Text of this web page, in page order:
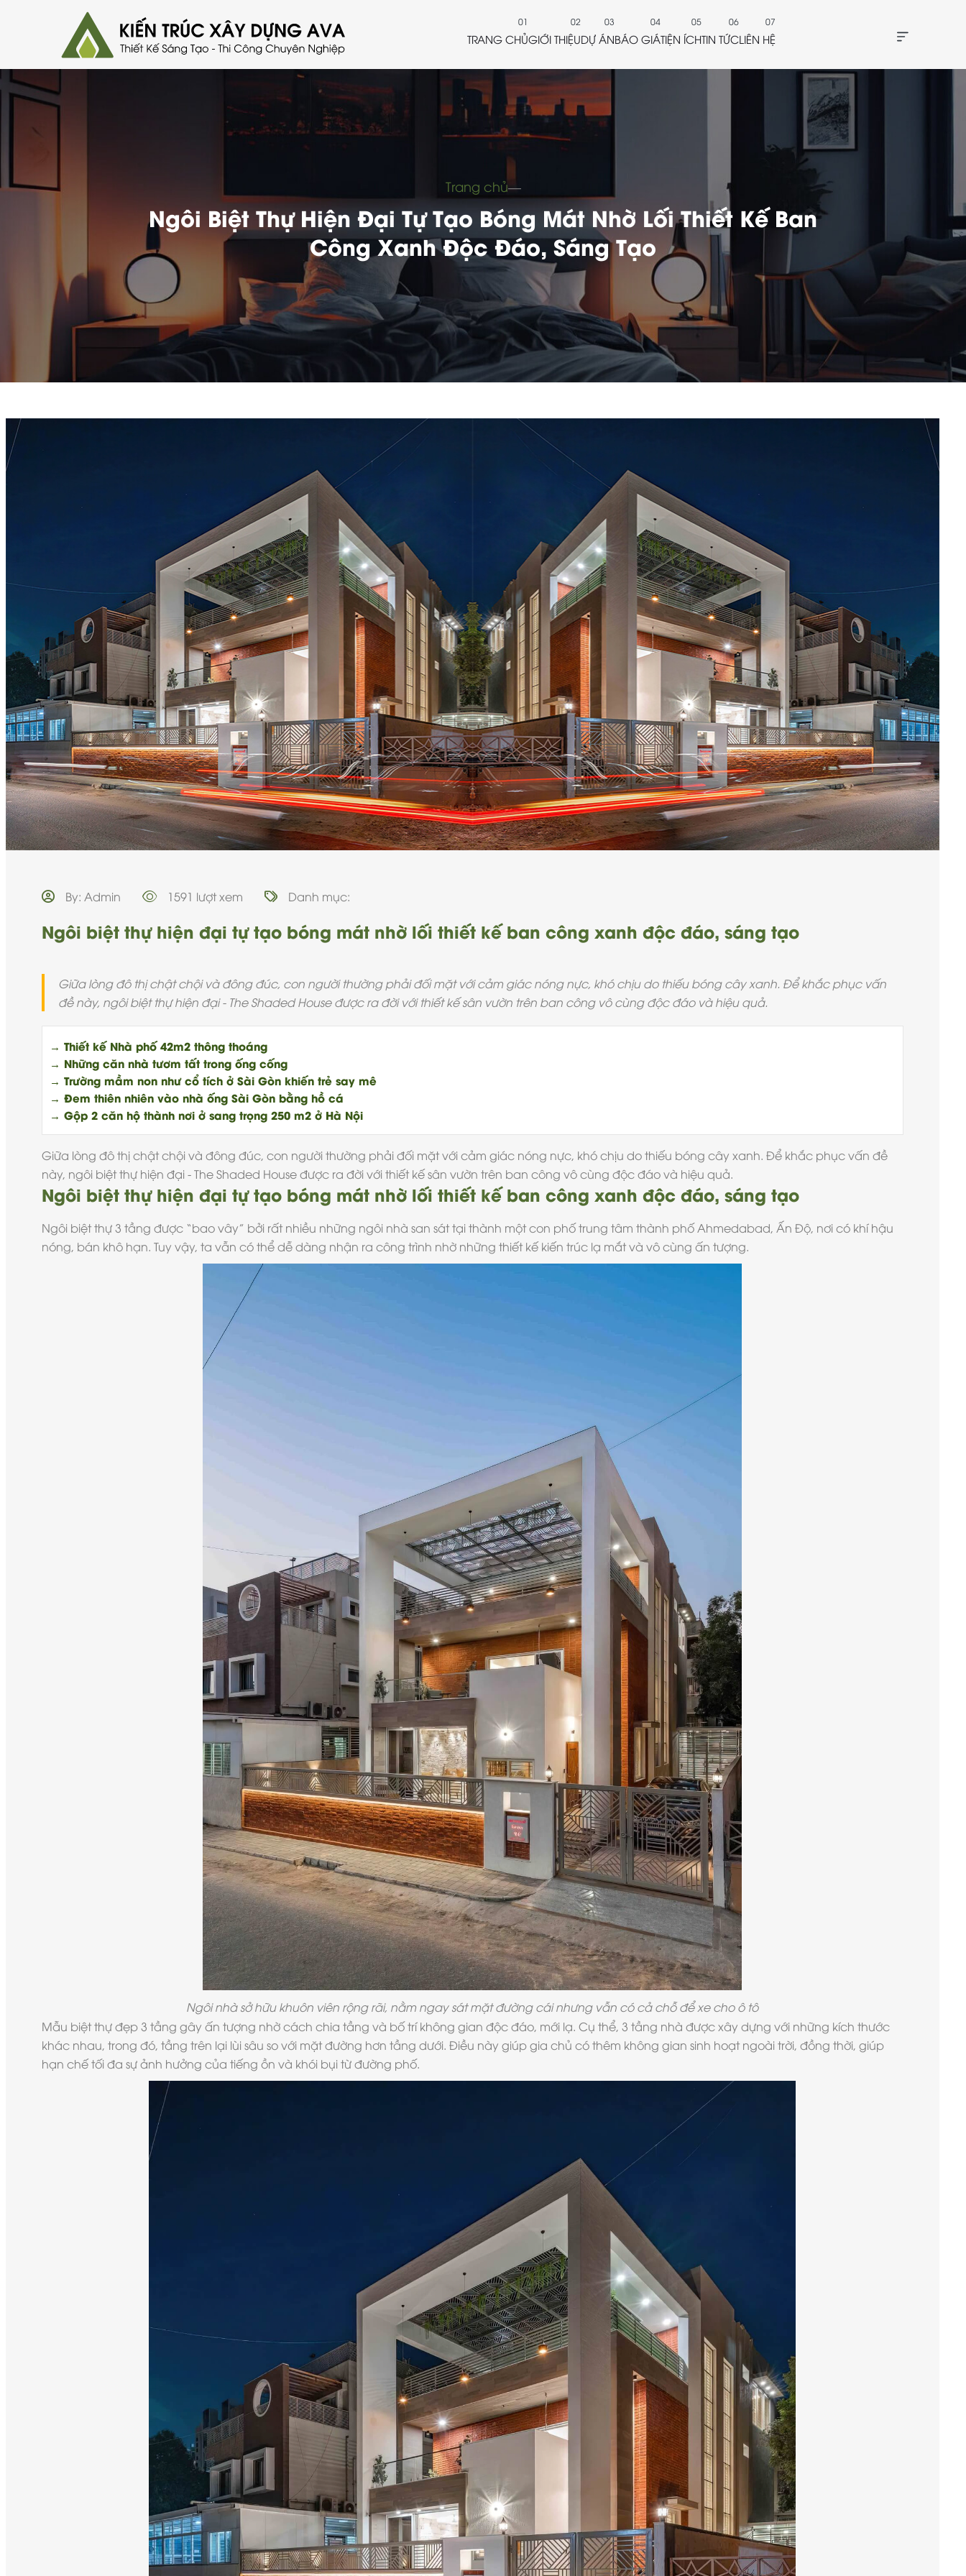
TRANG CHỦGIỚI THIỆUDỰ ÁNBÁO GIÁTIỆN ÍCHTIN TỨCLIÊN HỆ
Trang chủ―
Ngôi Biệt Thự Hiện Đại Tự Tạo Bóng Mát Nhờ Lối Thiết Kế Ban
Công Xanh Độc Đáo, Sáng Tạo
By: Admin 1591 lượt xem Danh mục:
Ngôi biệt thự hiện đại tự tạo bóng mát nhờ lối thiết kế ban công xanh độc đáo, sáng tạo
Giữa lòng đô thị chật chội và đông đúc, con người thường phải đối mặt với cảm giác nóng nực, khó chịu do thiếu bóng cây xanh. Để khắc phục vấn
đề này, ngôi biệt thự hiện đại - The Shaded House được ra đời với thiết kế sân vườn trên ban công vô cùng độc đáo và hiệu quả.
→ Thiết kế Nhà phố 42m2 thông thoáng
→ Những căn nhà tươm tất trong ống cống
→ Trường mầm non như cổ tích ở Sài Gòn khiến trẻ say mê
→ Đem thiên nhiên vào nhà ống Sài Gòn bằng hồ cá
→ Gộp 2 căn hộ thành nơi ở sang trọng 250 m2 ở Hà Nội
Giữa lòng đô thị chật chội và đông đúc, con người thường phải đối mặt với cảm giác nóng nực, khó chịu do thiếu bóng cây xanh. Để khắc phục vấn đề
này, ngôi biệt thự hiện đại - The Shaded House được ra đời với thiết kế sân vườn trên ban công vô cùng độc đáo và hiệu quả.
Ngôi biệt thự hiện đại tự tạo bóng mát nhờ lối thiết kế ban công xanh độc đáo, sáng tạo
Ngôi biệt thự 3 tầng được “bao vây” bởi rất nhiều những ngôi nhà san sát tại thành một con phố trung tâm thành phố Ahmedabad, Ấn Độ, nơi có khí hậu
nóng, bán khô hạn. Tuy vậy, ta vẫn có thể dễ dàng nhận ra công trình nhờ những thiết kế kiến trúc lạ mắt và vô cùng ấn tượng.
Ngôi nhà sở hữu khuôn viên rộng rãi, nằm ngay sát mặt đường cái nhưng vẫn có cả chỗ để xe cho ô tô
Mẫu biệt thự đẹp 3 tầng gây ấn tượng nhờ cách chia tầng và bố trí không gian độc đáo, mới lạ. Cụ thể, 3 tầng nhà được xây dựng với những kích thước
khác nhau, trong đó, tầng trên lại lùi sâu so với mặt đường hơn tầng dưới. Điều này giúp gia chủ có thêm không gian sinh hoạt ngoài trời, đồng thời, giúp
hạn chế tối đa sự ảnh hưởng của tiếng ồn và khói bụi từ đường phố.